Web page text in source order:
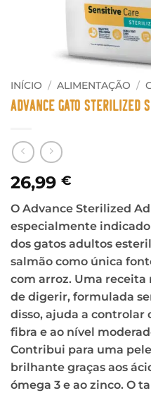
INÍCIO / ALIMENTAÇÃO /
Advance Gato Sterilized
26,99 €
O Advance Sterilized
especialmente
dos gatos adultos
salmão como única
com arroz. Uma
de digerir, formulada
disso, ajuda a controlar
fibra e ao nível
Contribui para uma
brilhante graças aos
ómega 3 e ao zinco. O